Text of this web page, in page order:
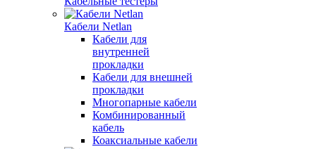
Кабели Netlan
Кабели для
внутренней
прокладки
Кабели для внешней
прокладки
Многопарные кабели
Комбинированный
кабель
Коаксиальные кабели